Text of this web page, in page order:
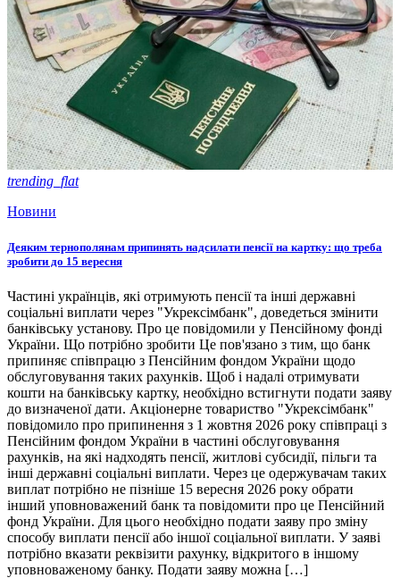
trending_flat
Новини
Деяким тернополянам припинять надсилати пенсії на картку: що треба
зробити до 15 вересня
Частині українців, які отримують пенсії та інші державні
соціальні виплати через "Укрексімбанк", доведеться змінити
банківську установу. Про це повідомили у Пенсійному фонді
України. Що потрібно зробити Це пов'язано з тим, що банк
припиняє співпрацю з Пенсійним фондом України щодо
обслуговування таких рахунків. Щоб і надалі отримувати
кошти на банківську картку, необхідно встигнути подати заяву
до визначеної дати. Акціонерне товариство "Укрексімбанк"
повідомило про припинення з 1 жовтня 2026 року співпраці з
Пенсійним фондом України в частині обслуговування
рахунків, на які надходять пенсії, житлові субсидії, пільги та
інші державні соціальні виплати. Через це одержувачам таких
виплат потрібно не пізніше 15 вересня 2026 року обрати
інший уповноважений банк та повідомити про це Пенсійний
фонд України. Для цього необхідно подати заяву про зміну
способу виплати пенсії або іншої соціальної виплати. У заяві
потрібно вказати реквізити рахунку, відкритого в іншому
уповноваженому банку. Подати заяву можна […]